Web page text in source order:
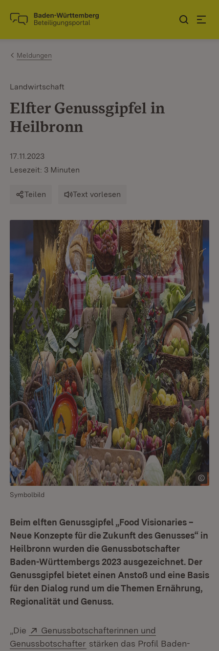
Zum Inhalt springen
Link zur Startseite
Meldungen
Landwirtschaft
Elfter Genussgipfel in
Heilbronn
17.11.2023
Lesezeit: 3 Minuten
Teilen Text vorlesen
Symbolbild
Beim elften Genussgipfel „Food Visionaries –
Neue Konzepte für die Zukunft des Genusses“ in
Heilbronn wurden die Genussbotschafter
Baden-Württembergs 2023 ausgezeichnet. Der
Genussgipfel bietet einen Anstoß und eine Basis
für den Dialog rund um die Themen Ernährung,
Regionalität und Genuss.
„Die Extern:
Genussbotschafterinnen und
Genussbotschafter (Öffnet in neuem Fenster)
stärken das Profil Baden-